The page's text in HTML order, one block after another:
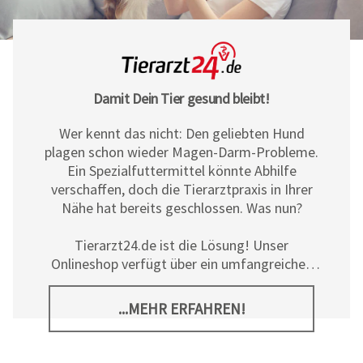
Damit Dein Tier gesund bleibt!
Wer kennt das nicht: Den geliebten Hund
plagen schon wieder Magen-Darm-Probleme.
Ein Spezialfuttermittel könnte Abhilfe
verschaffen, doch die Tierarztpraxis in Ihrer
Nähe hat bereits geschlossen. Was nun?
Tierarzt24.de ist die Lösung! Unser
Onlineshop verfügt über ein umfangreiches
Sortiment an Diät- und
Ergänzungsfuttermitteln, Pflegeprodukten
sowie allerlei tierischem Zubehör für Hunde,
Katzen und Pferde. Neben den hochwertigen
...MEHR ERFAHREN!